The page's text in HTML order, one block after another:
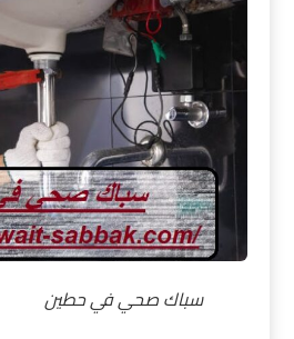
سباك صحي في حطين